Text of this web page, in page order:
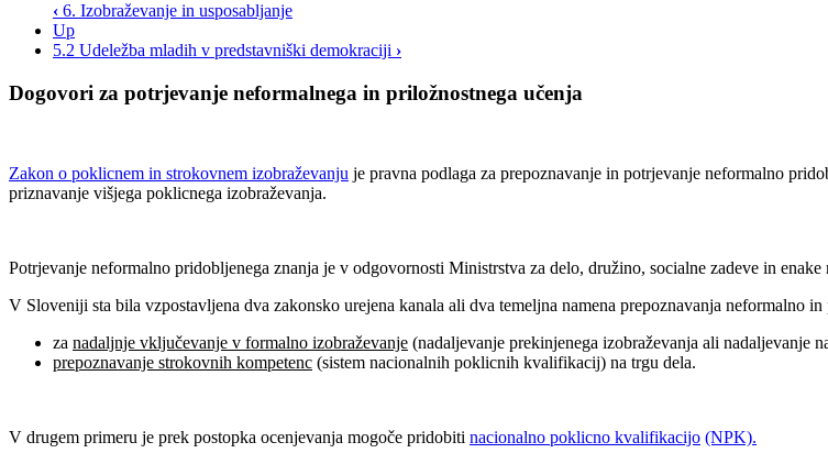
‹ 6. Izobraževanje in usposabljanje
Up
5.2 Udeležba mladih v predstavniški demokraciji ›
Dogovori za potrjevanje neformalnega in priložnostnega učenja
Zakon o poklicnem in strokovnem izobraževanju je pravna podlaga za prepoznavanje in potrjevanje neformalno
priznavanje višjega poklicnega izobraževanja.
Potrjevanje neformalno pridobljenega znanja je v odgovornosti Ministrstva za delo, družino, socialne zadeve in enake
V Sloveniji sta bila vzpostavljena dva zakonsko urejena kanala ali dva temeljna namena prepoznavanja neformalno
za nadaljnje vključevanje v formalno izobraževanje (nadaljevanje prekinjenega izobraževanja ali nadaljevanje
prepoznavanje strokovnih kompetenc (sistem nacionalnih poklicnih kvalifikacij) na trgu dela.
V drugem primeru je prek postopka ocenjevanja mogoče pridobiti nacionalno poklicno kvalifikacijo (NPK).